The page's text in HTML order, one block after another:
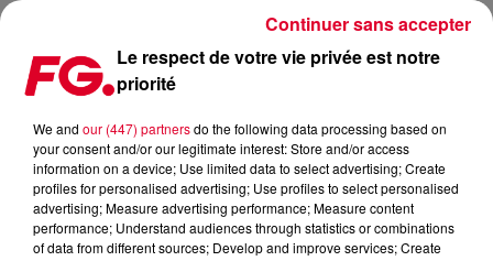
LA KULTURE STRASBOURGEOISE
Publié : 4 février 2018 à 6h00 par La rédaction
Le respect de votre vie privée est notre
priorité
We and our (447) partnersdo the following data processing based on
your consent and/or our legitimate interest: Store and/or access
information on a device; Use limited data to select advertising; Create
profiles for personalised advertising; Use profiles to select personalised
advertising; Measure advertising performance; Measure content
performance; Understand audiences through statistics or combinations
of data from different sources; Develop and improve services; Create
Continuer sans accepter